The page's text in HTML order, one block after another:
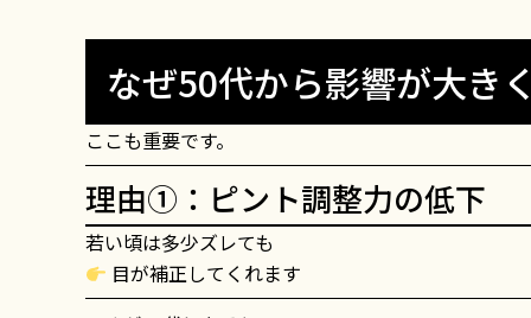
なぜ50代から影響が大き
ここも重要です。
理由①：ピント調整力の低下
若い頃は多少ズレても
目が補正してくれます